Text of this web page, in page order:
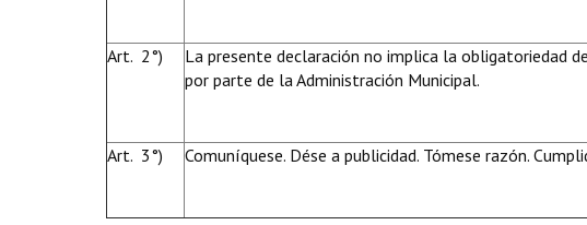
Art. 2°)
La presente declaración no implica la obligatoriedad
por parte de la Administración Municipal.
Art. 3°) Comuníquese. Dése a publicidad. Tómese razón.